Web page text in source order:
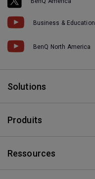
Business & Education
BenQ North America
Solutions
Produits
Ressources